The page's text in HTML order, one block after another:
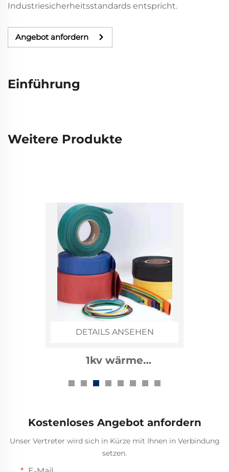
Industriesicherheitsstandards entspricht.
Angebot anfordern
Einführung
Weitere Produkte
DETAILS ANSEHEN
1kv wärme
Bussschlauch
Kostenloses Angebot anfordern
Unser Vertreter wird sich in Kürze mit Ihnen in Verbindung
setzen.